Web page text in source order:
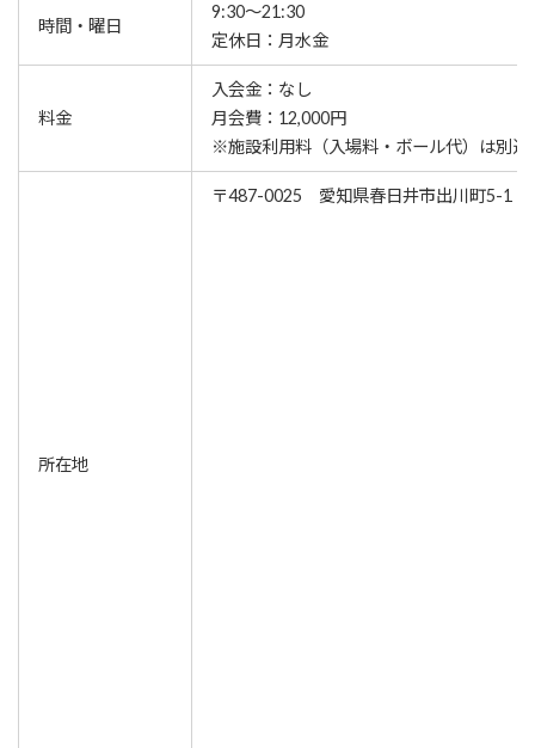
時間・曜日
9:30～21:30
定休日：月水金
料金
入会金：なし
月会費：12,000円
※施設利用料（入場料・ボール代）は別途
所在地
〒487-0025 愛知県春日井市出川町5-1